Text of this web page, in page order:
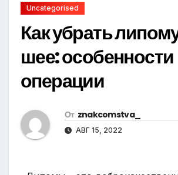
Uncategorised
Как убрать
шее: особенности
операции
От znakcomstva_
АВГ 15, 2022